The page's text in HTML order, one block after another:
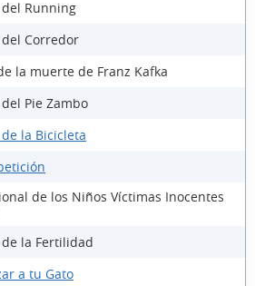
Running
Corredor
la muerte de Franz Kafka
Pie Zambo
la Bicicleta
de los Niños Víctimas Inocentes
la Fertilidad
a tu Gato